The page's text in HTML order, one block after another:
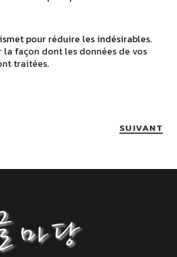
pour réduire les indésirables.
la façon dont les données de vos
traitées.
SUIVANT